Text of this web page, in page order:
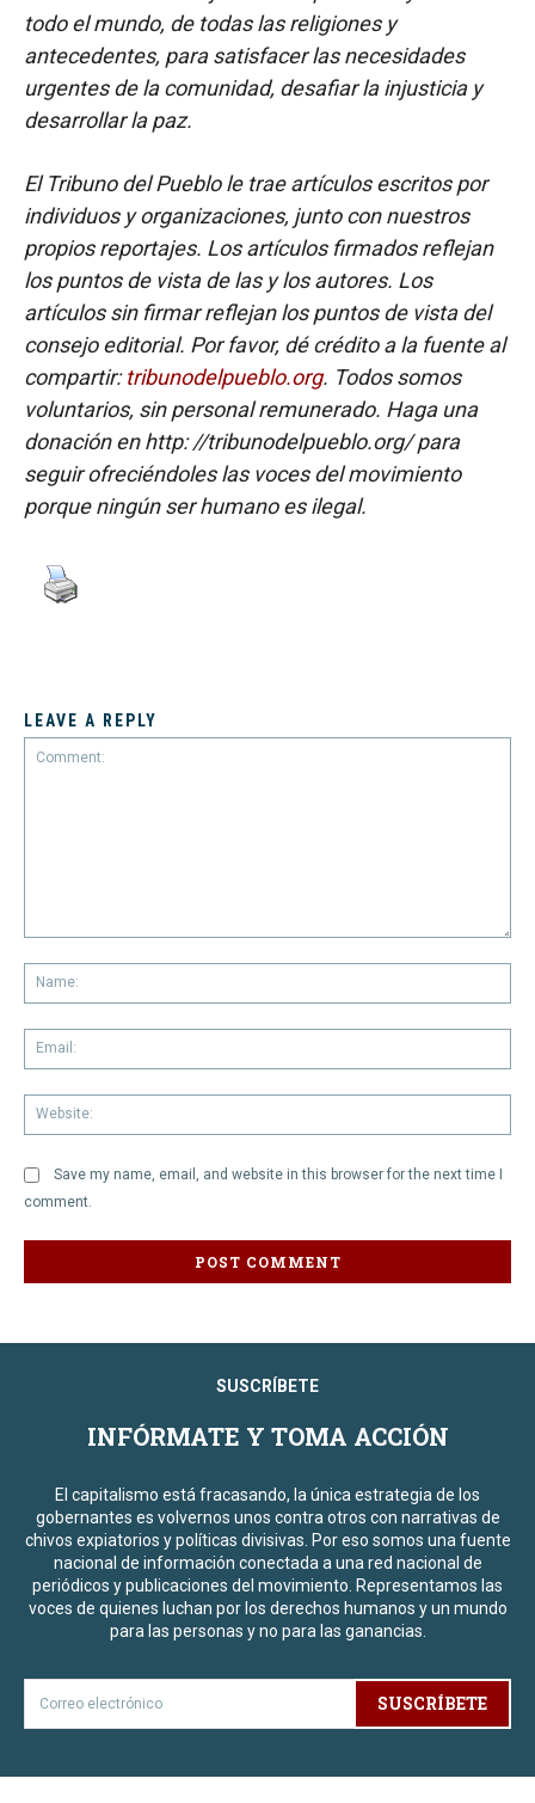
todo el mundo, de todas las religiones y
antecedentes, para satisfacer las necesidades
urgentes de la comunidad, desafiar la injusticia y
desarrollar la paz.
El Tribuno del Pueblo le trae artículos escritos por
individuos y organizaciones, junto con nuestros
propios reportajes. Los artículos firmados reflejan
los puntos de vista de las y los autores. Los
artículos sin firmar reflejan los puntos de vista del
consejo editorial. Por favor, dé crédito a la fuente al
compartir:tribunodelpueblo.org. Todos somos
voluntarios, sin personal remunerado. Haga una
donación en http: //tribunodelpueblo.org/ para
seguir ofreciéndoles las voces del movimiento
porque ningún ser humano es ilegal.
LEAVE A REPLY
Save my name, email, and website in this browser for the next time I
comment.
SUSCRÍBETE
INFÓRMATE Y TOMA ACCIÓN
El capitalismo está fracasando, la única estrategia de los
gobernantes es volvernos unos contra otros con narrativas de
chivos expiatorios y políticas divisivas. Por eso somos una fuente
nacional de información conectada a una red nacional de
periódicos y publicaciones del movimiento. Representamos las
voces de quienes luchan por los derechos humanos y un mundo
para las personas y no para las ganancias.
SUSCRÍBETE